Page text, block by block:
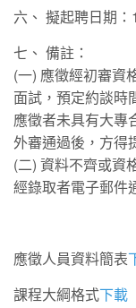
六、 擬起聘日期
七、 備註：
(一) 應徵經初審資
面試，預定約談時
應徵者未具有大專
外審通過後，方得
(二) 資料不齊或資
經錄取者電子郵件
應徵人員資料簡表
課程大綱格式下載